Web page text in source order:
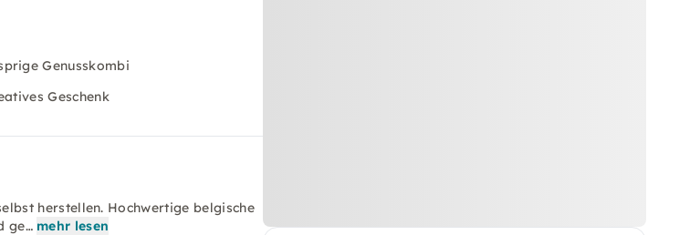
Genusskombi
Geschenk
herstellen. Hochwertige belgische
ge… mehr lesen